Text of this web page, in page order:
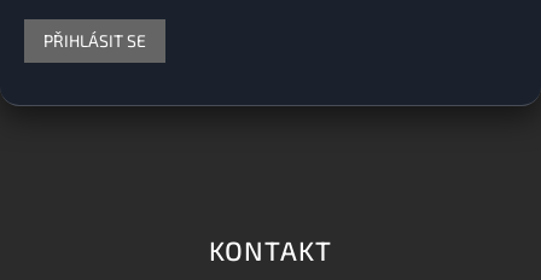
PŘIHLÁSIT SE
KONTAKT